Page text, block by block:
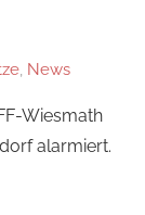
, News
Wiesmath
alarmiert.